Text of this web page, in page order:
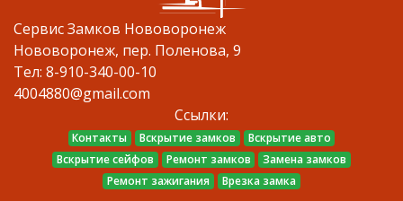
Сервис Замков Нововоронеж
Нововоронеж, пер. Поленова, 9
Тел: 8-910-340-00-10
4004880@gmail.com
Ссылки:
Контакты Вскрытие замков
Вскрытие авто
Вскрытие сейфов
Ремонт замков
Замена замков
Ремонт зажигания
Врезка замка